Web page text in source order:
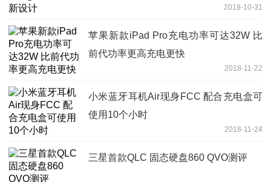
2018-10-31
苹果新款iPad Pro充电功率可达32W 比
前代功率更高充电更快
2018-11-22
小米蓝牙耳机Air现身FCC 配合充电盒可
使用10个小时
2018-11-24
三星首款QLC 固态硬盘860 QVO测评